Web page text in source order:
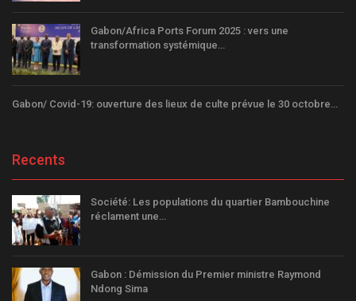
Gabon/Africa Ports Forum 2025 : vers une
transformation systémique…
Gabon/ Covid-19: ouverture des lieux de culte prévue le 30 octobre…
Recents
Société: Les populations du quartier Bambouchine
réclament une…
Gabon : Démission du Premier ministre Raymond
Ndong Sima